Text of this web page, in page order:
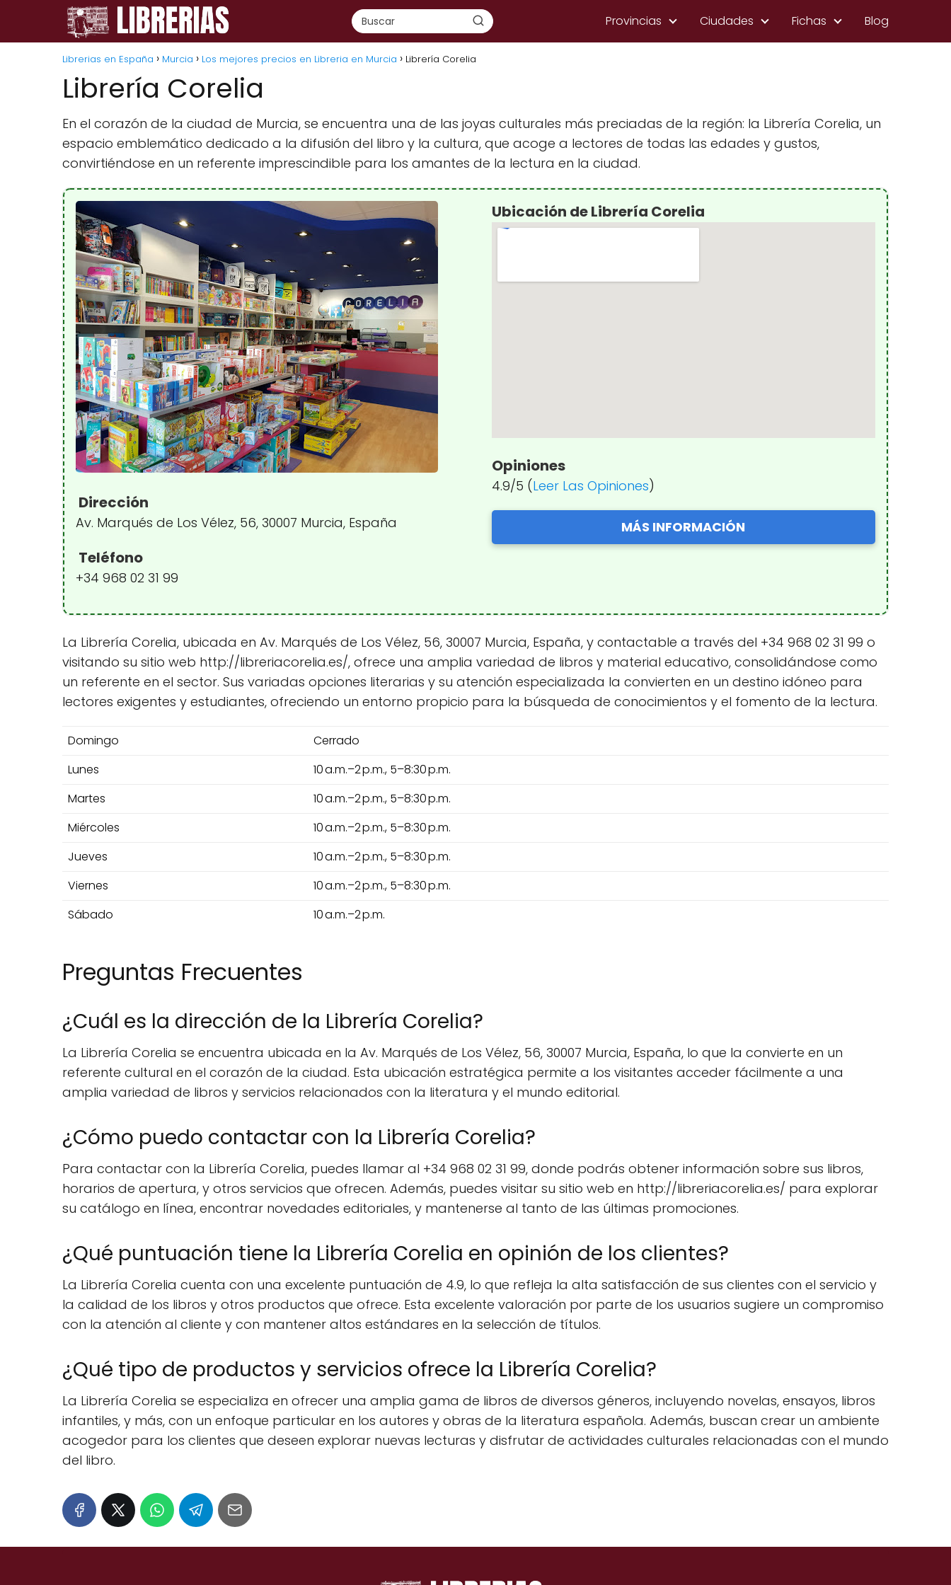
Provincias Ciudades Fichas Blog
Librerias en España Murcia Los mejores precios en Libreria en Murcia Librería Corelia
Librería Corelia
En el corazón de la ciudad de Murcia, se encuentra una de las joyas culturales más preciadas de la región: la Librería Corelia, un
espacio emblemático dedicado a la difusión del libro y la cultura, que acoge a lectores de todas las edades y gustos,
convirtiéndose en un referente imprescindible para los amantes de la lectura en la ciudad.
Dirección
Av. Marqués de Los Vélez, 56, 30007 Murcia, España
Teléfono
+34 968 02 31 99
Ubicación de Librería Corelia
Opiniones
4.9/5 (Leer Las Opiniones)
MÁS INFORMACIÓN
La Librería Corelia, ubicada en Av. Marqués de Los Vélez, 56, 30007 Murcia, España, y contactable a través del +34 968 02 31 99 o
visitando su sitio web http://libreriacorelia.es/, ofrece una amplia variedad de libros y material educativo, consolidándose como
un referente en el sector. Sus variadas opciones literarias y su atención especializada la convierten en un destino idóneo para
lectores exigentes y estudiantes, ofreciendo un entorno propicio para la búsqueda de conocimientos y el fomento de la lectura.
Domingo
Cerrado
Lunes
10 a.m.–2 p.m., 5–8:30 p.m.
Martes
10 a.m.–2 p.m., 5–8:30 p.m.
Miércoles
10 a.m.–2 p.m., 5–8:30 p.m.
Jueves
10 a.m.–2 p.m., 5–8:30 p.m.
Viernes
10 a.m.–2 p.m., 5–8:30 p.m.
Sábado
10 a.m.–2 p.m.
Preguntas Frecuentes
¿Cuál es la dirección de la Librería Corelia?
La Librería Corelia se encuentra ubicada en la Av. Marqués de Los Vélez, 56, 30007 Murcia, España, lo que la convierte en un
referente cultural en el corazón de la ciudad. Esta ubicación estratégica permite a los visitantes acceder fácilmente a una
amplia variedad de libros y servicios relacionados con la literatura y el mundo editorial.
¿Cómo puedo contactar con la Librería Corelia?
Para contactar con la Librería Corelia, puedes llamar al +34 968 02 31 99, donde podrás obtener información sobre sus libros,
horarios de apertura, y otros servicios que ofrecen. Además, puedes visitar su sitio web en http://libreriacorelia.es/ para explorar
su catálogo en línea, encontrar novedades editoriales, y mantenerse al tanto de las últimas promociones.
¿Qué puntuación tiene la Librería Corelia en opinión de los clientes?
La Librería Corelia cuenta con una excelente puntuación de 4.9, lo que refleja la alta satisfacción de sus clientes con el servicio y
la calidad de los libros y otros productos que ofrece. Esta excelente valoración por parte de los usuarios sugiere un compromiso
con la atención al cliente y con mantener altos estándares en la selección de títulos.
¿Qué tipo de productos y servicios ofrece la Librería Corelia?
La Librería Corelia se especializa en ofrecer una amplia gama de libros de diversos géneros, incluyendo novelas, ensayos, libros
infantiles, y más, con un enfoque particular en los autores y obras de la literatura española. Además, buscan crear un ambiente
acogedor para los clientes que deseen explorar nuevas lecturas y disfrutar de actividades culturales relacionadas con el mundo
del libro.